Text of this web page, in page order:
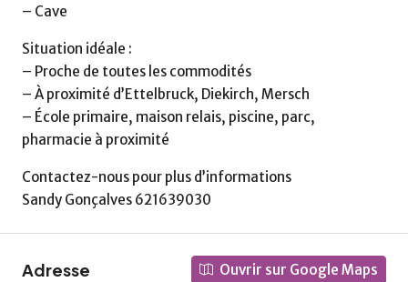
– Cave
Situation idéale :
– Proche de toutes les commodités
– À proximité d’Ettelbruck, Diekirch, Mersch
– École primaire, maison relais, piscine, parc,
pharmacie à proximité
Contactez-nous pour plus d’informations
Sandy Gonçalves 621639030
Adresse Ouvrir sur Google Maps